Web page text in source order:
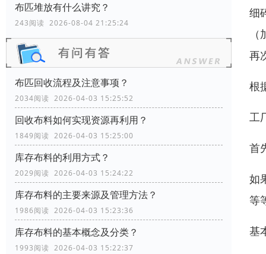
布匹堆放有什么讲究？
243阅读 2026-08-04 21:25:24
布匹回收流程及注意事项？
2034阅读 2026-04-03 15:25:52
回收布料如何实现资源再利用？
1849阅读 2026-04-03 15:25:00
库存布料的利用方式？
2029阅读 2026-04-03 15:24:22
库存布料的主要来源及管理方法？
1986阅读 2026-04-03 15:23:36
库存布料的基本概念及分类？
1993阅读 2026-04-03 15:22:37
细
再
根
工
首
如
等
基